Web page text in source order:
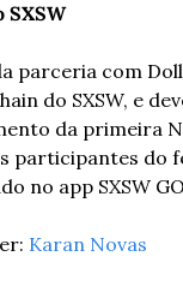
SXSW
parceria com
do SXSW, e
da primeira
participantes do
no app SXSW
Karan Novas